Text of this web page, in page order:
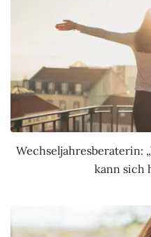
Wechseljahresberaterin:
kann sich